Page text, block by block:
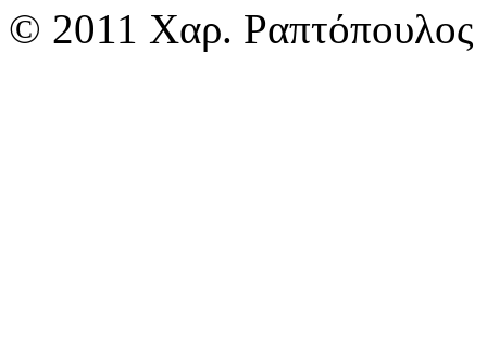
© 2011 Χαρ. Ραπτόπουλος